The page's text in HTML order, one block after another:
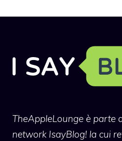
TheAppleLounge è parte
network IsayBlog! la cui